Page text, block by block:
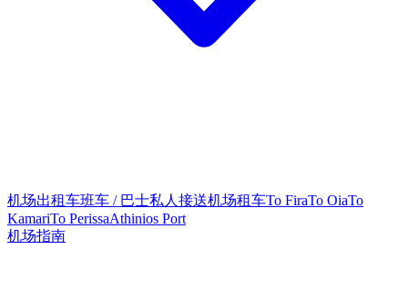
机场出租车班车 / 巴士私人接送机场租车To FiraTo OiaTo
KamariTo PerissaAthinios Port
机场指南